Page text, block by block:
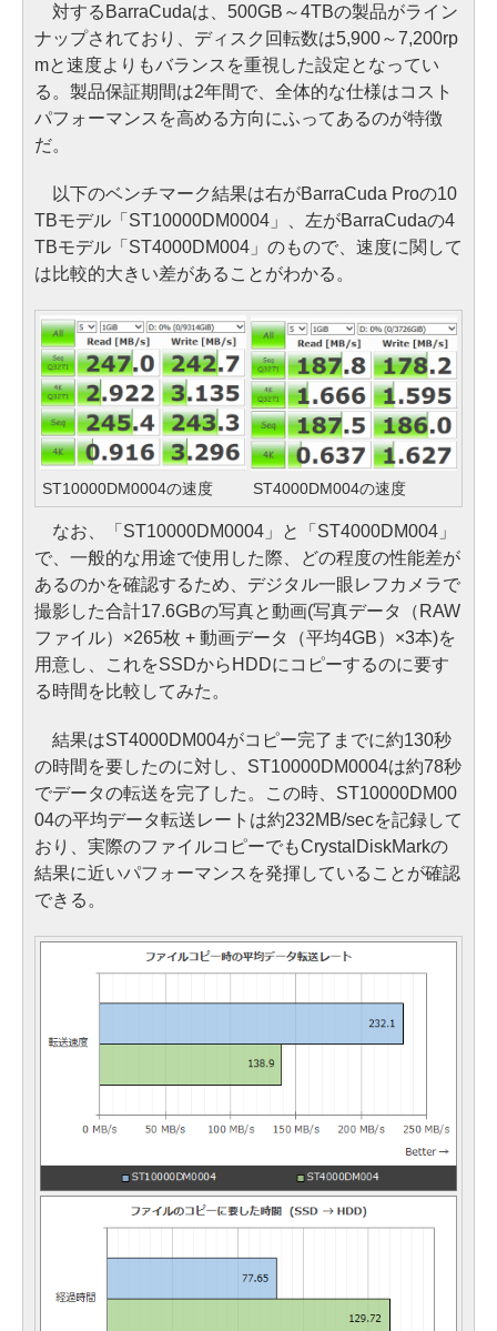
対するBarraCudaは、500GB～4TBの製品がライン
ナップされており、ディスク回転数は5,900～7,200rp
mと速度よりもバランスを重視した設定となってい
る。製品保証期間は2年間で、全体的な仕様はコスト
パフォーマンスを高める方向にふってあるのが特徴
だ。
以下のベンチマーク結果は右がBarraCuda Proの10
TBモデル「ST10000DM0004」、左がBarraCudaの4
TBモデル「ST4000DM004」のもので、速度に関して
は比較的大きい差があることがわかる。
ST10000DM0004の速度 ST4000DM004の速度
なお、「ST10000DM0004」と「ST4000DM004」
で、一般的な用途で使用した際、どの程度の性能差が
あるのかを確認するため、デジタル一眼レフカメラで
撮影した合計17.6GBの写真と動画(写真データ（RAW
ファイル）×265枚 + 動画データ（平均4GB）×3本)を
用意し、これをSSDからHDDにコピーするのに要す
る時間を比較してみた。
結果はST4000DM004がコピー完了までに約130秒
の時間を要したのに対し、ST10000DM0004は約78秒
でデータの転送を完了した。この時、ST10000DM00
04の平均データ転送レートは約232MB/secを記録して
おり、実際のファイルコピーでもCrystalDiskMarkの
結果に近いパフォーマンスを発揮していることが確認
できる。